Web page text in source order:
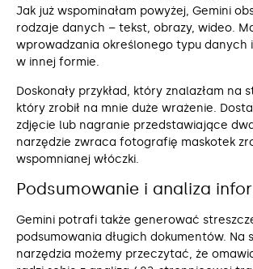
Jak już wspominałam powyżej, Gemini
rodzaje danych – tekst, obrazy, wideo.
wprowadzania określonego typu danych
w innej formie.
Doskonały przykład, który znalazłam na
który zrobił na mnie duże wrażenie.
zdjęcie lub nagranie przedstawiające dwa
narzędzie zwraca fotografię maskotek
wspomnianej włóczki.
Podsumowanie i analiza
Gemini potrafi także generować
podsumowania długich dokumentów. Na
narzędzia możemy przeczytać, że